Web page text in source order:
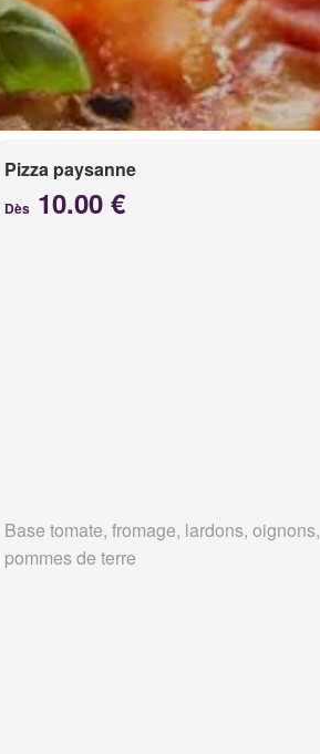
Pizza paysanne
Dès 10.00 €
Base tomate, fromage, lardons, oignons,
pommes de terre